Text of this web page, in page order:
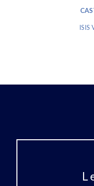
ISIS